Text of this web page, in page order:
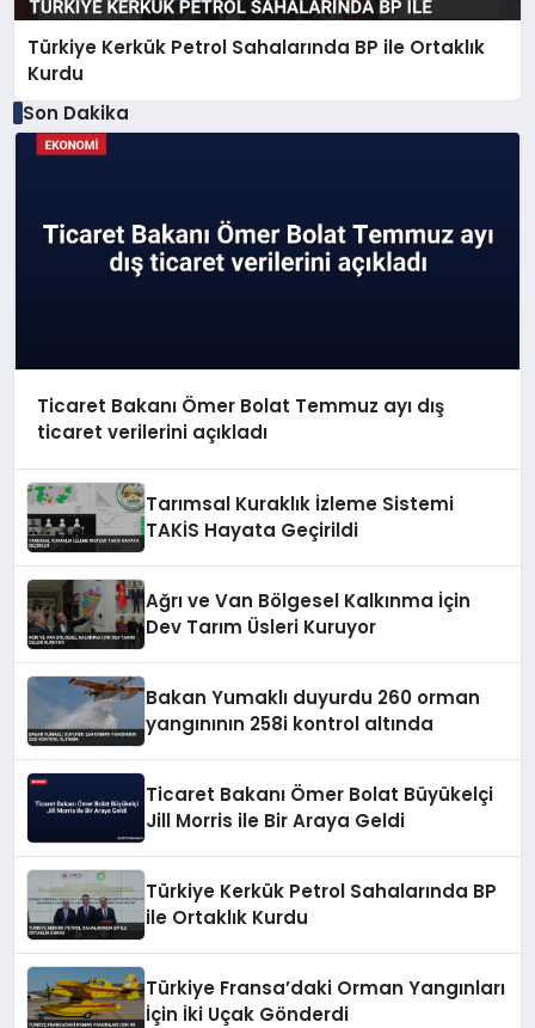
Türkiye Kerkük Petrol Sahalarında BP ile Ortaklık
Kurdu
Son Dakika
Ticaret Bakanı Ömer Bolat Temmuz ayı dış
ticaret verilerini açıkladı
Tarımsal Kuraklık İzleme Sistemi
TAKİS Hayata Geçirildi
Ağrı ve Van Bölgesel Kalkınma İçin
Dev Tarım Üsleri Kuruyor
Bakan Yumaklı duyurdu 260 orman
yangınının 258i kontrol altında
Ticaret Bakanı Ömer Bolat Büyükelçi
Jill Morris ile Bir Araya Geldi
Türkiye Kerkük Petrol Sahalarında BP
ile Ortaklık Kurdu
Türkiye Fransa’daki Orman Yangınları
İçin İki Uçak Gönderdi